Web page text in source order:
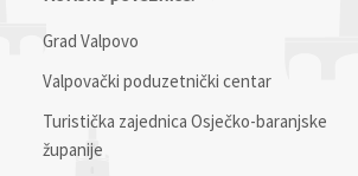
Grad Valpovo
Valpovački poduzetnički centar
Turistička zajednica Osječko-baranjske
županije